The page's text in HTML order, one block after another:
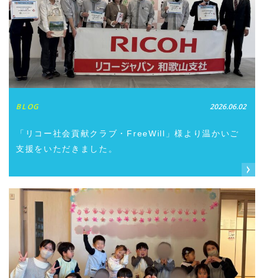
BLOG 2026.06.02
「リコー社会貢献クラブ・FreeWill」様より温かいご
支援をいただきました。